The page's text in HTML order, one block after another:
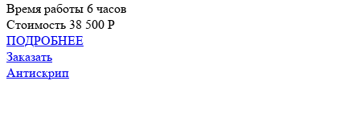
Время работы 6 часов
Стоимость 38 500 P
ПОДРОБНЕЕ
Заказать
Антискрип